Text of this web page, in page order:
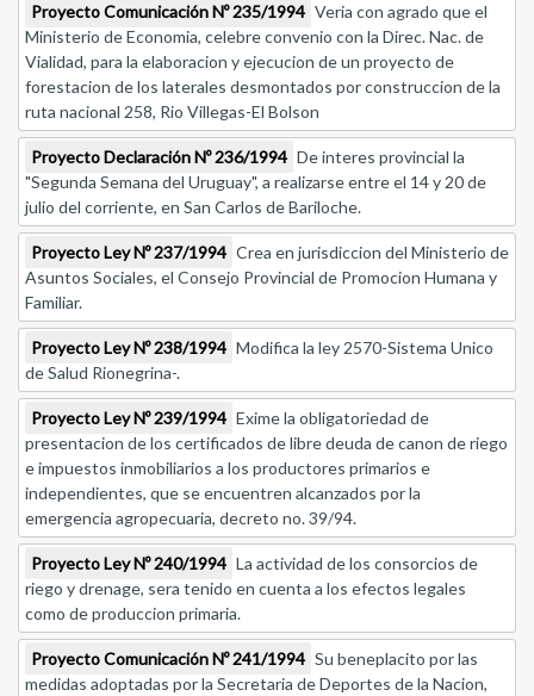
Proyecto Comunicación Nº 235/1994 Veria con agrado que el
Ministerio de Economia, celebre convenio con la Direc. Nac. de
Vialidad, para la elaboracion y ejecucion de un proyecto de
forestacion de los laterales desmontados por construccion de la
ruta nacional 258, Rio Villegas-El Bolson
Proyecto Declaración Nº 236/1994 De interes provincial la
"Segunda Semana del Uruguay", a realizarse entre el 14 y 20 de
julio del corriente, en San Carlos de Bariloche.
Proyecto Ley Nº 237/1994 Crea en jurisdiccion del Ministerio de
Asuntos Sociales, el Consejo Provincial de Promocion Humana y
Familiar.
Proyecto Ley Nº 238/1994 Modifica la ley 2570-Sistema Unico
de Salud Rionegrina-.
Proyecto Ley Nº 239/1994 Exime la obligatoriedad de
presentacion de los certificados de libre deuda de canon de riego
e impuestos inmobiliarios a los productores primarios e
independientes, que se encuentren alcanzados por la
emergencia agropecuaria, decreto no. 39/94.
Proyecto Ley Nº 240/1994 La actividad de los consorcios de
riego y drenage, sera tenido en cuenta a los efectos legales
como de produccion primaria.
Proyecto Comunicación Nº 241/1994 Su beneplacito por las
medidas adoptadas por la Secretaria de Deportes de la Nacion,